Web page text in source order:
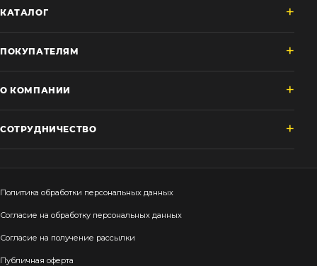
КАТАЛОГ
ПОКУПАТЕЛЯМ
О КОМПАНИИ
СОТРУДНИЧЕСТВО
Политика обработки персональных данных
Согласие на обработку персональных данных
Согласие на получение рассылки
Публичная оферта